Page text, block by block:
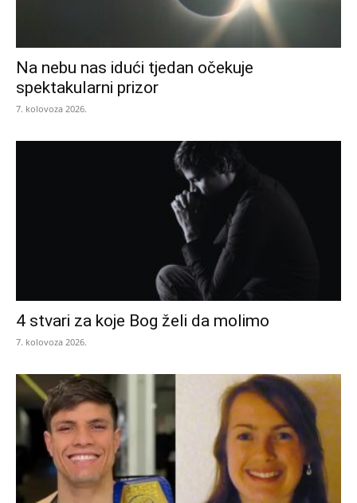
Na nebu nas idući tjedan očekuje
spektakularni prizor
7. kolovoza 2026.
4 stvari za koje Bog želi da molimo
7. kolovoza 2026.